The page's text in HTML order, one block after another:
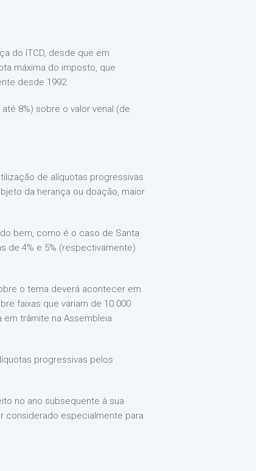
do ITCD, desde que em
máxima do imposto, que
desde 1992.
8%) sobre o valor venal (de
de alíquotas progressivas
da herança ou doação, maior
bem, como é o caso de Santa
de 4% e 5% (respectivamente)
o tema deverá acontecer em
faixas que variam de 10.000
em trâmite na Assembleia
progressivas pelos
no ano subsequente à sua
considerado especialmente para